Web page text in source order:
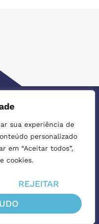
sua experiência de
personalizado
em “Aceitar todos”,
cookies.
REJEITAR